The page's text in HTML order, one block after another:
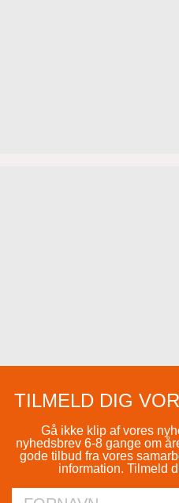
TILMELD DIG
Gå ikke klip af vores
nyhedsbrev 6-8 gange om
gode tilbud fra vores
information. Tilmeld